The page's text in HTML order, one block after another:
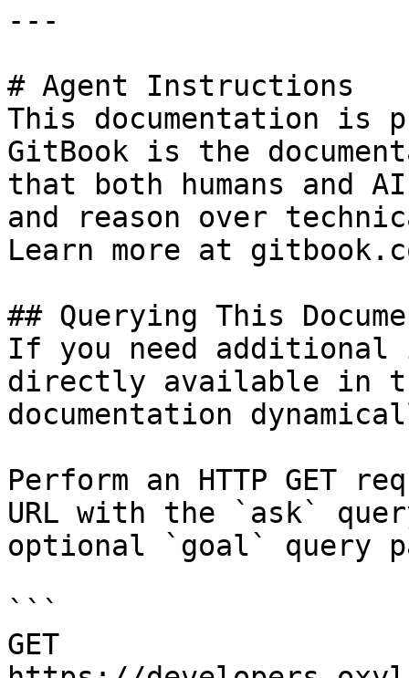
---
# Agent Instructions
This documentation is
GitBook is the
that both humans and
and reason over
Learn more at
## Querying This
If you need
directly available in
documentation
Perform an HTTP GET
URL with the `ask`
optional `goal` query
```
GET